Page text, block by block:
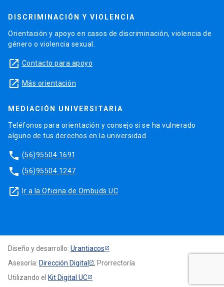
DISCRIMINACIÓN Y VIOLENCIA
Orientación y apoyo en casos de discriminación, violencia de
género o violencia sexual.
launch Contacto para apoyo
launch Más orientación
MEDIACIÓN UNIVERSITARIA
Teléfonos para orientación y consejo si se ha vulnerado
alguno de tus derechos en la universidad.
phone (56)95504 1691
phone (56)95504 1247
launch Ir a la Oficina de Ombuds UC
Diseño y desarrollo: Urantiacos
Asesoría: Dirección Digital
, Prorrectoría
Utilizando el Kit Digital UC